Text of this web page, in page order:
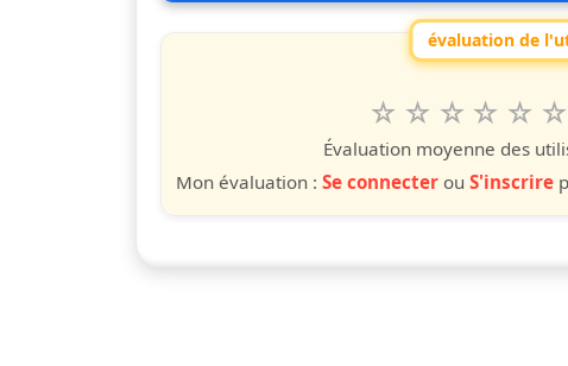
évaluation de
Valuta questo 7
6
5
étoiles
4
étoiles
3
étoiles
2
étoiles
étoile
Évaluation moyenne des
Mon évaluation : Se connecterou S'inscrire